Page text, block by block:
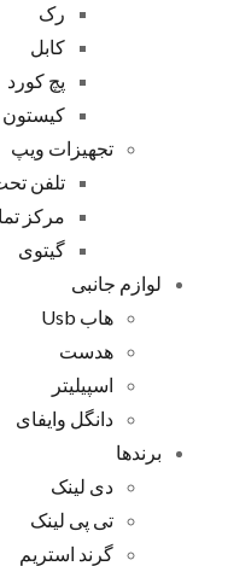
رک
کابل
پچ کورد
کیستون
تجهیزات ویپ
تلفن
مرکز
گیتوی
لوازم جانبی
هاب Usb
هدست
اسپیلیتر
دانگل وایفای
برندها
دی لینک
تی پی لینک
گرند استریم